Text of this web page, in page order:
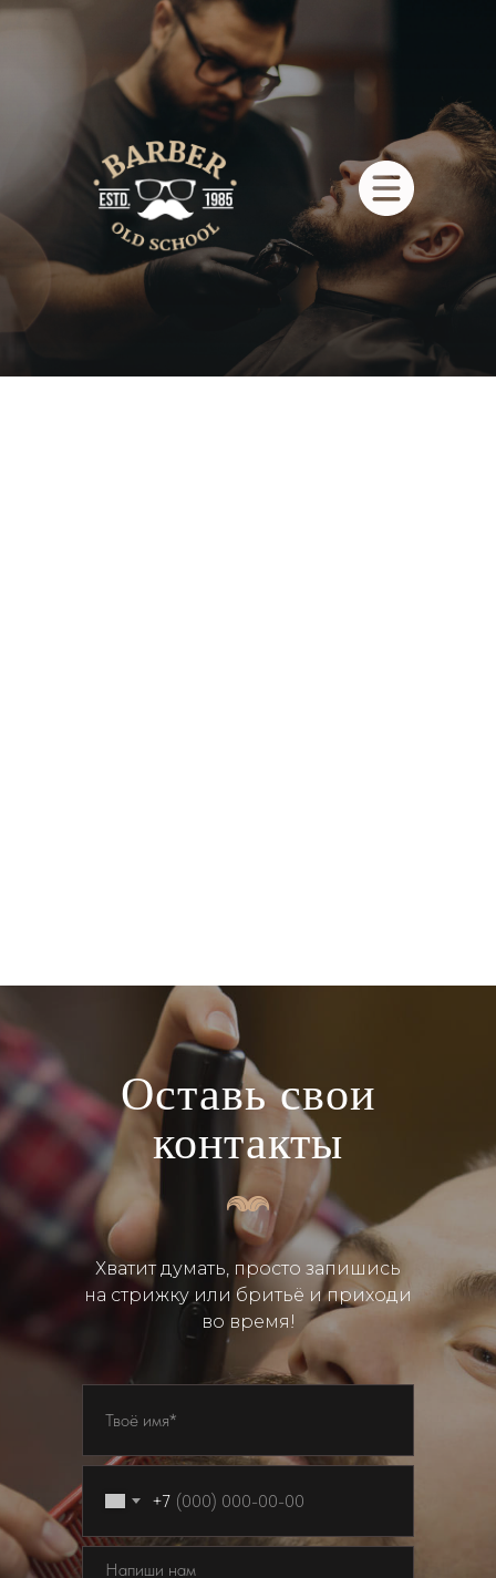
Хватит думать, просто запишись
на стрижку или бритьё и приходи
во время!
Оставь свои
контакты
+7